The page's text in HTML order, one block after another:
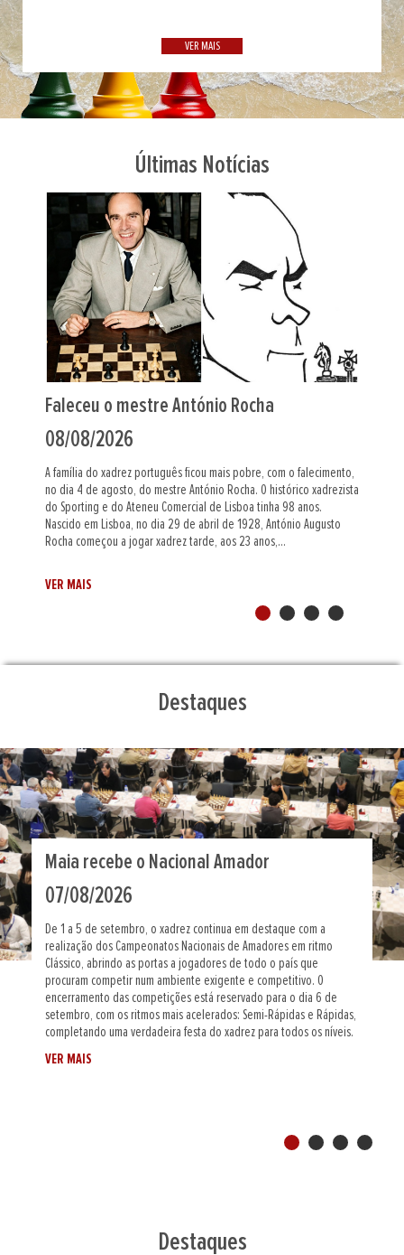
VER MAIS
Últimas Notícias
Portugueses nos Europeus de Sub-20
07/08/2026
Na localidade montenegrina de Cetinje já se jogam os
Campeonatos da Europa de Sub-20 e Portugal está representado
nas competições feminina e absoluta, através, respetivamente, de
Margarida Correia (Vitória SC) e Filipa Camacho (Clube dos Galitos) e
de Gustavo Ribeiro (AX Gaia). Na primeira das nove...
VER MAIS
Destaques
Nacionais femininos de ritmos rápidos na
Maia
No próximo dia 30 de agosto, a cidade da Maia recebe os
Campeonatos Nacionais Femininos de Rápidas e de Semi-Rápidas,
provas individuais que abrem a semana de competições de xadrez
organizada neste recinto e que atribuem dois títulos nacionais na
vertente feminina. Durante o período da manhã terá lugar o
Campeonato Nacional Feminino de Rápidas, disputado em ritmo
rápido de 3m+2s jogada/lance, reunindo jogadoras de diferentes
clubes e associações de todo o país. No período da tarde joga-
Destaques